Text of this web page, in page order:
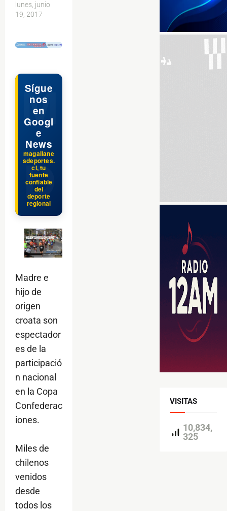
lunes, junio
19, 2017
Sígue
nos
en
Googl
e
News
magallane
sdeportes.
cl, tu
fuente
confiable
del
deporte
regional
Madre e
hijo de
origen
croata son
espectador
es de la
participació
n nacional
en la Copa
Confederac
iones.
Miles de
chilenos
venidos
desde
todos los
VISITAS
10,834,
325